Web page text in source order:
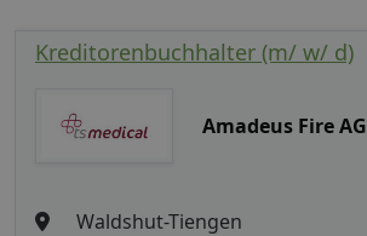
Kreditorenbuchhalter (m/ w/ d)
Amadeus Fire AG
Waldshut-Tiengen